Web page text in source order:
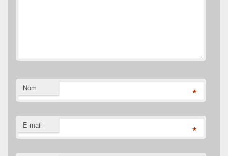
Nom *
E-mail *